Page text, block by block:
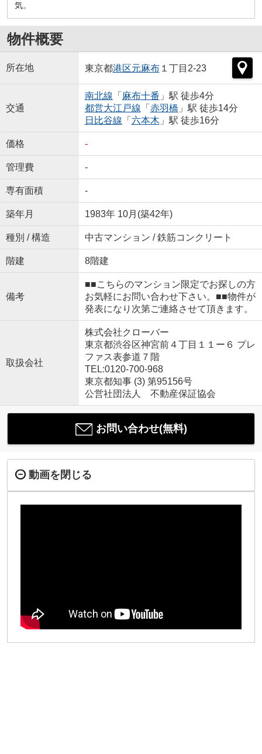
気。
物件概要
所在地 東京都港区元麻布１丁目2-23
交通
南北線 「 麻布十番 」駅 徒歩4分
都営大江戸線 「 赤羽橋 」駅 徒歩14分
日比谷線 「 六本木 」駅 徒歩16分
価格 -
管理費 -
専有面積 -
築年月 1983年 10月(築42年)
種別 / 構造 中古マンション / 鉄筋コンクリート
階建 8階建
備考
■■こちらのマンション限定でお探しの方
お気軽にお問い合わせ下さい。■■物件が
発表になり次第ご連絡させて頂きます。
取扱会社
株式会社クローバー
東京都渋谷区神宮前４丁目１１ー６ プレ
ファス表参道７階
TEL:0120-700-968
東京都知事 (3) 第95156号
公営社団法人 不動産保証協会
お問い合わせ(無料)
動画を閉じる